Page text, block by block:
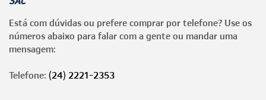
Está com dúvidas ou prefere comprar por telefone? Use os
números abaixo para falar com a gente ou mandar uma
mensagem:
Telefone: (24) 2221-2353